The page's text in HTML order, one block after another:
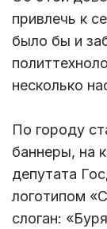
привлечь к
было бы и
несколько
По городу
баннеры, на
депутата
логотипом
слоган: